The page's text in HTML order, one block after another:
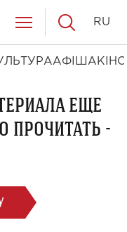
АФІША КІНО
RU
ЕЩЕ
ПРОЧИТАТЬ -